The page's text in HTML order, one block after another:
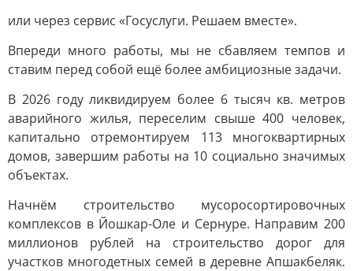
или через сервис «Госуслуги. Решаем вместе».
Впереди много работы, мы не сбавляем темпов и
ставим перед собой ещё более амбициозные задачи.
В 2026 году ликвидируем более 6 тысяч кв. метров
аварийного жилья, переселим свыше 400 человек,
капитально отремонтируем 113 многоквартирных
домов, завершим работы на 10 социально значимых
объектах.
Начнём строительство мусоросортировочных
комплексов в Йошкар-Оле и Сернуре. Направим 200
миллионов рублей на строительство дорог для
участков многодетных семей в деревне Апшакбеляк.